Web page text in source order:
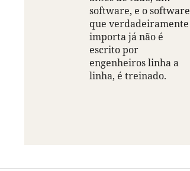
software, e o software
que verdadeiramente
importa já não é
escrito por
engenheiros linha a
linha, é treinado.